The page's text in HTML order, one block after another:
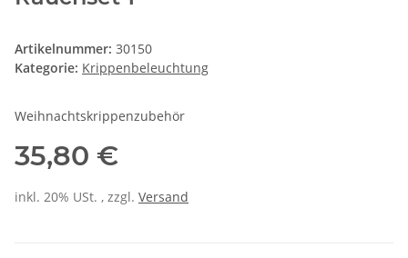
Artikelnummer: 30150
Kategorie: Krippenbeleuchtung
Weihnachtskrippenzubehör
35,80 €
inkl. 20% USt. , zzgl. Versand